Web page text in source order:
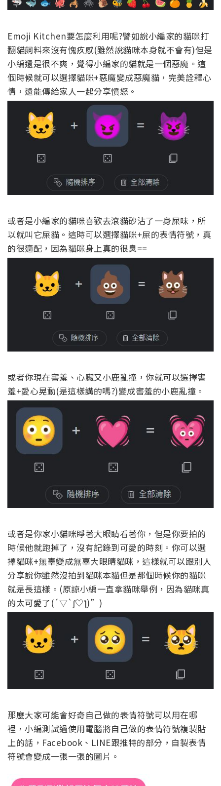
Emoji Kitchen要怎麼利用呢?譬如說小編家的貓咪打
翻貓飼料來沒有愧疚感(雖然說貓咪本身就不會有)但是
小編還是很不爽，覺得小編家的貓就是一個惡魔。這
個時候就可以選擇貓咪+惡魔變成惡魔貓，完美詮釋心
情，還能傳給家人一起分享憤怒。
或者是小編家的貓咪喜歡去滾貓砂沾了一身屎味，所
以就叫它屎貓。這時可以選擇貓咪+屎的表情符號，真
的很適配，因為貓咪身上真的很臭==
或者你現在害羞、心臟又小鹿亂撞，你就可以選擇害
羞+愛心晃動(是這樣講的嗎?)變成害羞的小鹿亂撞。
或者是你家小貓咪睜著大眼睛看著你，但是你要拍的
時候他就跑掉了，沒有記錄到可愛的時刻。你可以選
擇貓咪+無辜變成無辜大眼睛貓咪，這樣就可以跟別人
分享說你雖然沒拍到貓咪本貓但是那個時候你的貓咪
就是長這樣。(原諒小編一直拿貓咪舉例，因為貓咪真
的太可愛了(´▽`ʃ♡ƪ)”)
那麼大家可能會好奇自己做的表情符號可以用在哪
裡，小編測試過使用電腦將自己做的表情符號複製貼
上的話，Facebook、LINE跟推特的部分，自製表情
符號會變成一張一張的圖片。